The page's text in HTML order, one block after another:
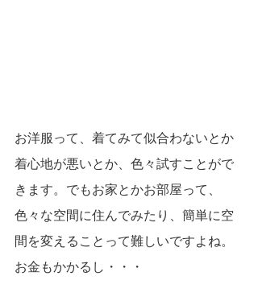
お洋服って、着てみて似合わないとか
着心地が悪いとか、色々試すことがで
きます。でもお家とかお部屋って、
色々な空間に住んでみたり、簡単に空
間を変えることって難しいですよね。
お金もかかるし・・・